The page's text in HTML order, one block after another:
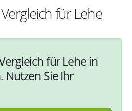
für Lehe
für Lehe in
Nutzen Sie Ihr